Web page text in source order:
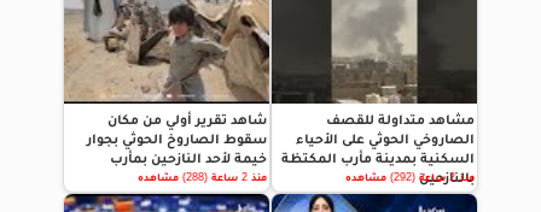
مشاهد متداولة للقصف
الصاروخي الحوثي على الأحياء
السكنية بمدينة مأرب المكتظة
بالنازحين
منذ 2 ساعة (292) مشاهده
شاهد تقرير أولي من مكان
سقوط الصاروخ الحوثي بجوار
خيمة لأحد النازحين بمأرب
منذ 2 ساعة (288) مشاهده